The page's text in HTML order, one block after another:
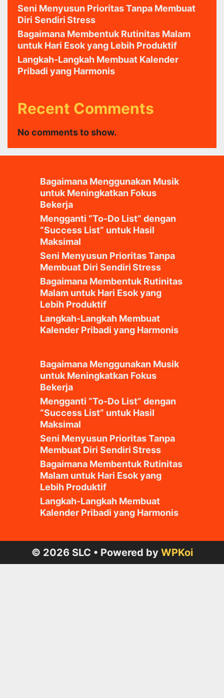
Seni Menyusun Prioritas Tanpa Membuat
Diri Sendiri Stress
Bagaimana Membentuk Rutinitas Malam
untuk Hari Esok yang Lebih Produktif
Langkah-Langkah Membuat Kalender
Pribadi yang Harmonis
Recent Comments
No comments to show.
Bagaimana Menggunakan Musik
untuk Meningkatkan Fokus
Bekerja
Mengganti “To-Do List” dengan
“Success List” untuk Hasil
Maksimal
Seni Menyusun Prioritas Tanpa
Membuat Diri Sendiri Stress
Bagaimana Membentuk Rutinitas
Malam untuk Hari Esok yang
Lebih Produktif
Langkah-Langkah Membuat
Kalender Pribadi yang Harmonis
Bagaimana Menggunakan Musik
untuk Meningkatkan Fokus
Bekerja
Mengganti “To-Do List” dengan
“Success List” untuk Hasil
Maksimal
Seni Menyusun Prioritas Tanpa
Membuat Diri Sendiri Stress
Bagaimana Membentuk Rutinitas
Malam untuk Hari Esok yang
Lebih Produktif
Langkah-Langkah Membuat
Kalender Pribadi yang Harmonis
© 2026 SLC • Powered by WPKoi